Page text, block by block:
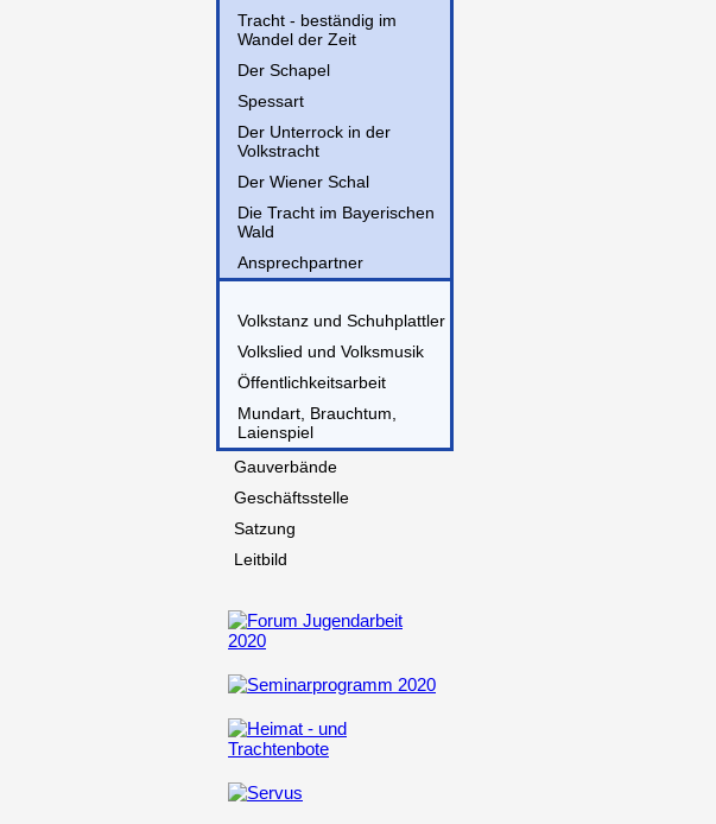
Tracht - beständig im
Wandel der Zeit
Der Schapel
Spessart
Der Unterrock in der
Volkstracht
Der Wiener Schal
Die Tracht im Bayerischen
Wald
Ansprechpartner
Volkstanz und Schuhplattler
Volkslied und Volksmusik
Öffentlichkeitsarbeit
Mundart, Brauchtum,
Laienspiel
Gauverbände
Geschäftsstelle
Satzung
Leitbild